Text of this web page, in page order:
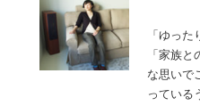
「ゆった
「家族
な思いで
っている